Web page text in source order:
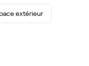
extérieur